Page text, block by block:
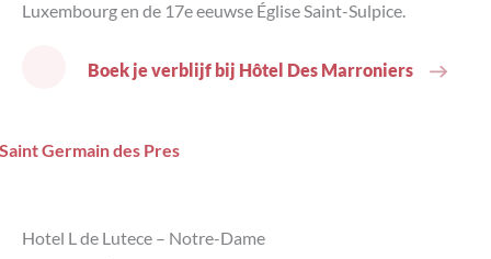
Luxembourg en de 17e eeuwse Église Saint-Sulpice.
Boek je verblijf bij Hôtel Des Marroniers
Hotel L de Lutece – Notre-Dame